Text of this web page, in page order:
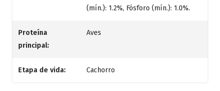
(mín.): 1.2%, Fósforo (mín.): 1.0%.
Proteína
principal:
Aves
Etapa de vida: Cachorro